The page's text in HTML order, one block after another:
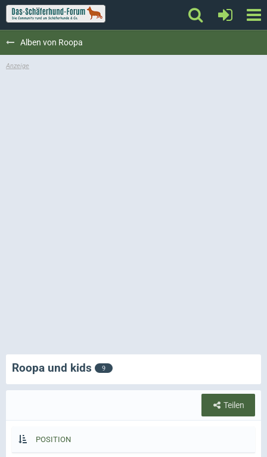
Alben von Roopa
Roopa und kids 9
Teilen
POSITION